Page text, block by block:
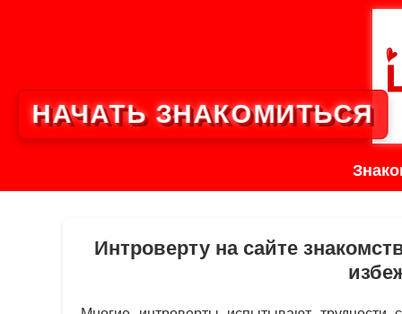
Интроверту на сайте
НАЧАТЬ ЗНАКОМИТЬСЯ